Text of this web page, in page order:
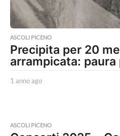
ASCOLI PICENO
Precipita per 20
arrampicata:
1 anno ago
a
ASCOLI PICENO